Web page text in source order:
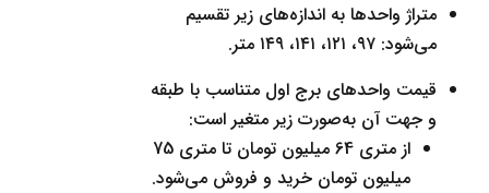
متراژ واحدها به اندازه‌های زیر تقسیم
می‌شود: ۹۷، ۱۲۱، ۱۴۱، ۱۴۹ متر.
قیمت واحدهای برج اول متناسب با طبقه
و جهت آن به‌صورت زیر متغیر است:
از متری 64 میلیون تومان تا متری 75
میلیون تومان خرید و فروش می‌شود.